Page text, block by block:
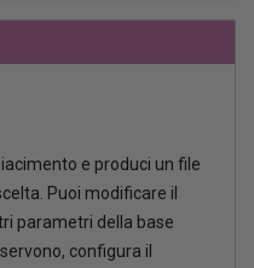
e produci un file
Puoi modificare il
parametri della base
configura il